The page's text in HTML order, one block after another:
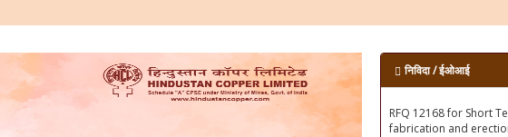
निविदा / ईओआई
Two weeks structured
frontline supervisor of